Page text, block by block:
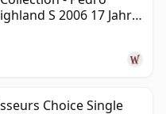
S 2006 17 Jahre
Choice Single